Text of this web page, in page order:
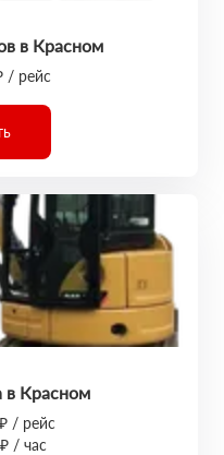
в Красном
/ рейс
в Красном
/ рейс
/ час